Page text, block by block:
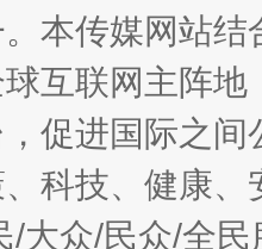
本传媒网站
互联网主阵
促进国际之
科技、健康
/大众/民众/全